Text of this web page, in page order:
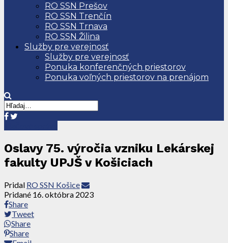
RO SSN Prešov
RO SSN Trenčín
RO SSN Trnava
RO SSN Žilina
Služby pre verejnosť
Služby pre verejnosť
Ponuka konferenčných priestorov
Ponuka voľných priestorov na prenájom
Oslavy 75. výročia vzniku Lekárskej
fakulty UPJŠ v Košiciach
Pridal RO SSN Košice
Pridané 16. októbra 2023
Share
Tweet
Share
Share